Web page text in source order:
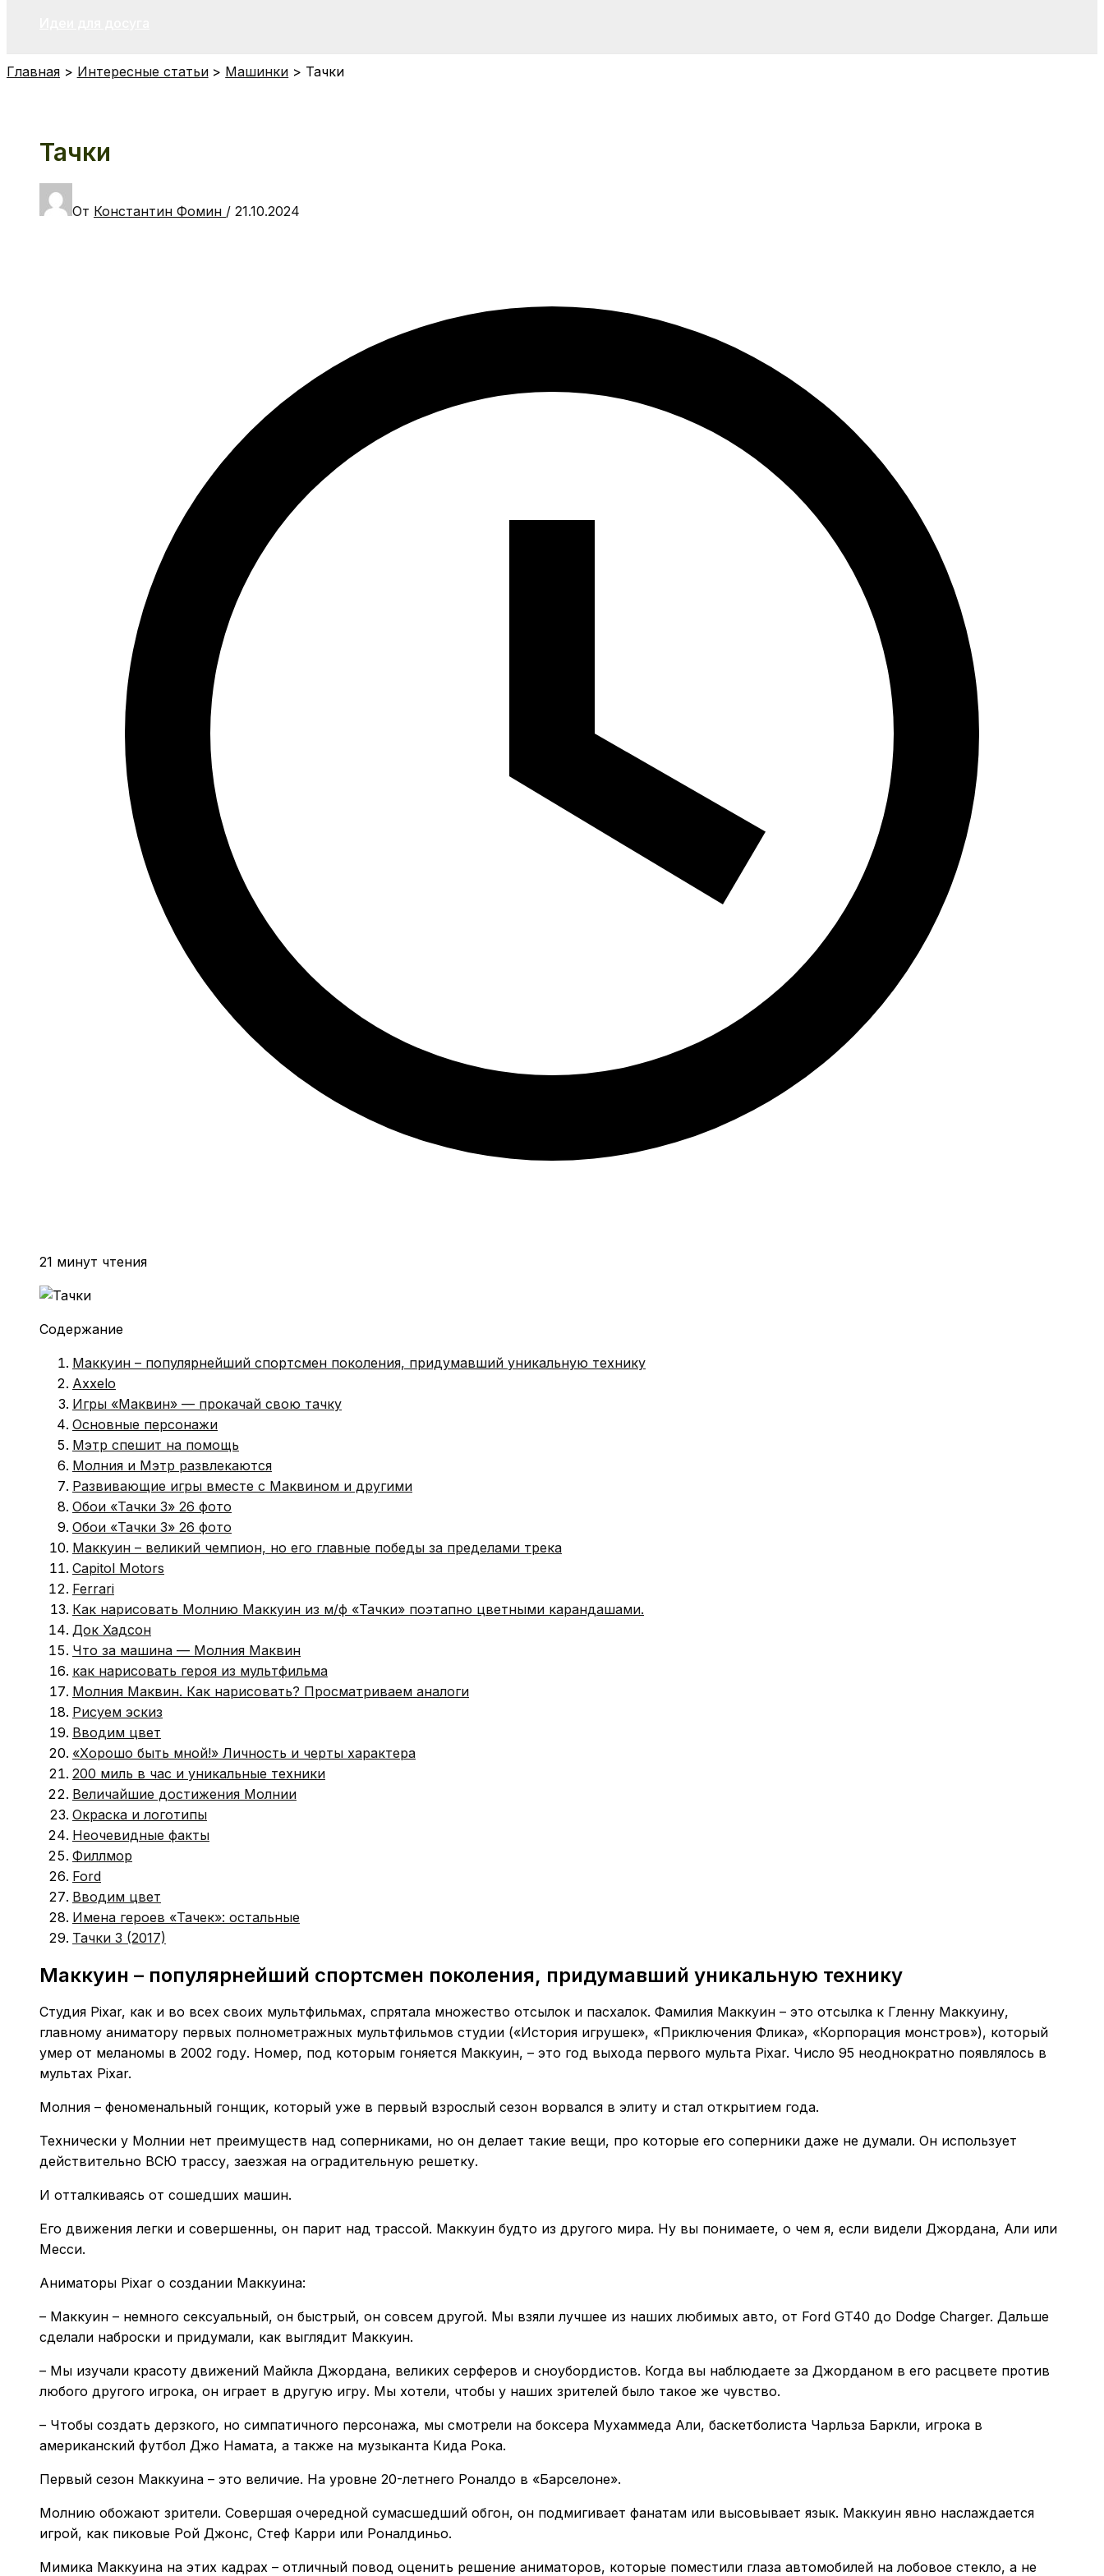
Главная Интересные статьи Машинки Тачки
Тачки
От Константин Фомин / 21.10.2024
21 минут чтения
Содержание
Маккуин – популярнейший спортсмен поколения, придумавший уникальную технику
Axxelo
Игры «Маквин» — прокачай свою тачку
Основные персонажи
Мэтр спешит на помощь
Молния и Мэтр развлекаются
Развивающие игры вместе с Маквином и другими
Обои «Тачки 3» 26 фото
Обои «Тачки 3» 26 фото
Маккуин – великий чемпион, но его главные победы за пределами трека
Capitol Motors
Ferrari
Как нарисовать Молнию Маккуин из м/ф «Тачки» поэтапно цветными карандашами.
Док Хадсон
Что за машина — Молния Маквин
как нарисовать героя из мультфильма
Молния Маквин. Как нарисовать? Просматриваем аналоги
Рисуем эскиз
Вводим цвет
«Хорошо быть мной!» Личность и черты характера
200 миль в час и уникальные техники
Величайшие достижения Молнии
Окраска и логотипы
Неочевидные факты
Филлмор
Ford
Вводим цвет
Имена героев «Тачек»: остальные
Тачки 3 (2017)
Маккуин – популярнейший спортсмен поколения, придумавший уникальную технику
Студия Pixar, как и во всех своих мультфильмах, спрятала множество отсылок и пасхалок. Фамилия Маккуин – это отсылка к Гленну Маккуину,
главному аниматору первых полнометражных мультфильмов студии («История игрушек», «Приключения Флика», «Корпорация монстров»), который
умер от меланомы в 2002 году. Номер, под которым гоняется Маккуин, – это год выхода первого мульта Pixar. Число 95 неоднократно появлялось в
мультах Pixar.
Молния – феноменальный гонщик, который уже в первый взрослый сезон ворвался в элиту и стал открытием года.
Технически у Молнии нет преимуществ над соперниками, но он делает такие вещи, про которые его соперники даже не думали. Он использует
действительно ВСЮ трассу, заезжая на оградительную решетку.
И отталкиваясь от сошедших машин.
Его движения легки и совершенны, он парит над трассой. Маккуин будто из другого мира. Ну вы понимаете, о чем я, если видели Джордана, Али или
Месси.
Аниматоры Pixar о создании Маккуина:
– Маккуин – немного сексуальный, он быстрый, он совсем другой. Мы взяли лучшее из наших любимых авто, от Ford GT40 до Dodge Charger. Дальше
сделали наброски и придумали, как выглядит Маккуин.
– Мы изучали красоту движений Майкла Джордана, великих серферов и сноубордистов. Когда вы наблюдаете за Джорданом в его расцвете против
любого другого игрока, он играет в другую игру. Мы хотели, чтобы у наших зрителей было такое же чувство.
– Чтобы создать дерзкого, но симпатичного персонажа, мы смотрели на боксера Мухаммеда Али, баскетболиста Чарльза Баркли, игрока в
американский футбол Джо Намата, а также на музыканта Кида Рока.
Первый сезон Маккуина – это величие. На уровне 20-летнего Роналдо в «Барселоне».
Молнию обожают зрители. Совершая очередной сумасшедший обгон, он подмигивает фанатам или высовывает язык. Маккуин явно наслаждается
игрой, как пиковые Рой Джонс, Стеф Карри или Роналдиньо.
Мимика Маккуина на этих кадрах – отличный повод оценить решение аниматоров, которые поместили глаза автомобилей на лобовое стекло, а не